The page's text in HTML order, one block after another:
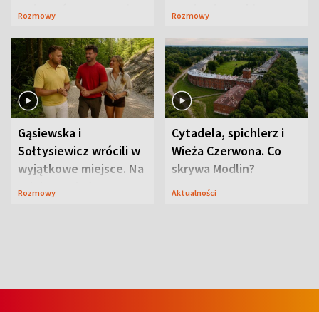
uwierzyć, co przeszła
Rozmowy
swoje niezwykłe
Rozmowy
Gąsiewska i
Sołtysiewicz wrócili w
wyjątkowe miejsce. Na
szlaku czekał
Rozmowy
Cytadela, spichlerz i
Wieża Czerwona. Co
skrywa Modlin?
Aktualności